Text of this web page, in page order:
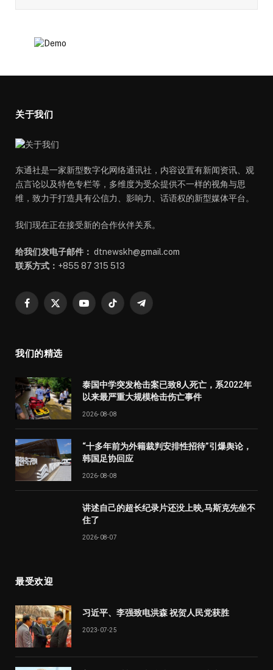
关于我们
东通社是一家新型数字化网络通讯社，内容设置有新闻资讯、观
点言论以及特色专栏等，多维度为受众提供不一样的视角与思
维，致力于打造具有公信力、影响力、话语权的新型媒体平台。
我们现在正在接受新的合作伙伴关系。
给我们发电子邮件： dtnewskh@gmail.com
联系方式： +855 87 315 513
Facebook
X
YouTubeTikTok Telegram
我们的精选
泰国中学突发枪击案已致8人死亡，系2022年
以来最严重大规模枪击伤亡事件
2026-08-08
“十多年前为外籍裁判安排性招待”引爆舆论，
韩国足协回应
2026-08-08
讲述自己的超长纪录片还没上映,马斯克先坐不
住了
2026-08-07
最受欢迎
习近平、李强致电洪森 祝贺人民党获胜
2023-07-25